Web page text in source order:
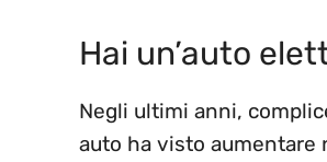
Hai un’auto
Negli ultimi anni,
auto ha visto aumentare